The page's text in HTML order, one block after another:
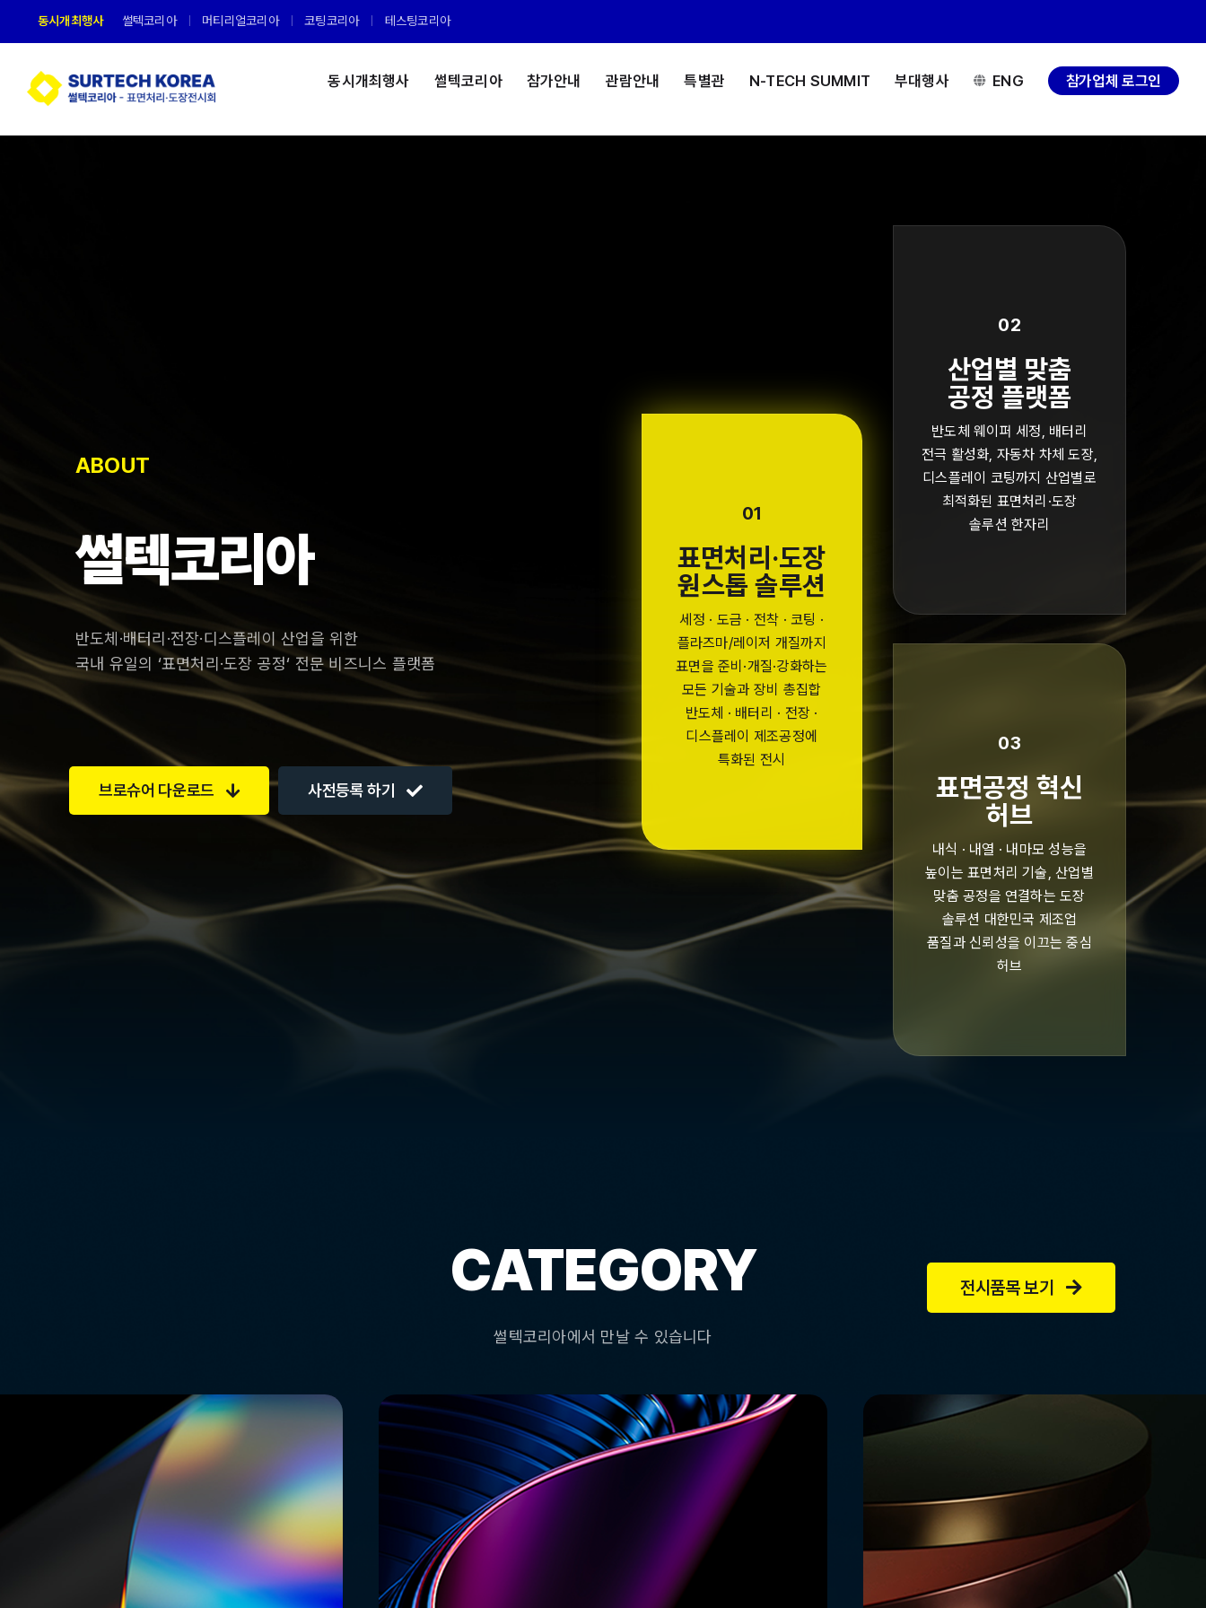
동시개최행사 썰텍코리아 머티리얼코리아 코팅코리아 테스팅코리아
동시개최행사 썰텍코리아 참가안내 관람안내 특별관 N-TECH SUMMIT 부대행사 ENG 참가업체 로그인
ABOUT
썰텍코리아
반도체·배터리·전장·디스플레이 산업을 위한
국내 유일의 ‘표면처리·도장 공정‘ 전문 비즈니스 플랫폼
브로슈어 다운로드 사전등록 하기
01
표면처리·도장
원스톱 솔루션
세정 · 도금 · 전착 · 코팅 ·
플라즈마/레이저 개질까지
표면을 준비·개질·강화하는
모든 기술과 장비 총집합
반도체 · 배터리 · 전장 ·
디스플레이 제조공정에
특화된 전시
02
산업별 맞춤
공정 플랫폼
반도체 웨이퍼 세정, 배터리
전극 활성화, 자동차 차체 도장,
디스플레이 코팅까지 산업별로
최적화된 표면처리·도장
솔루션 한자리
03
표면공정 혁신
허브
내식 · 내열 · 내마모 성능을
높이는 표면처리 기술, 산업별
맞춤 공정을 연결하는 도장
솔루션 대한민국 제조업
품질과 신뢰성을 이끄는 중심
허브
CATEGORY
썰텍코리아에서 만날 수 있습니다
전시품목 보기